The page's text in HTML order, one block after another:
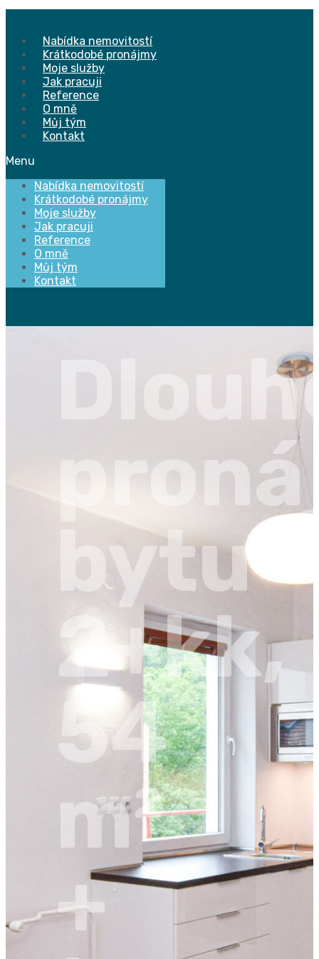
Přejít
obsahuNabídka nemovitostí
Krátkodobé pronájmy
Moje služby
Jak pracuji
Reference
O mně
Můj tým
Kontakt
Menu
Nabídka nemovitostí
Krátkodobé pronájmy
Moje služby
Jak pracuji
Reference
O mně
Můj tým
Kontakt
bytu
2+kk,
54
m²
+